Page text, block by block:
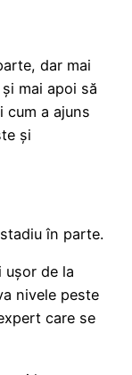
dar mai
mai apoi să
cum a ajuns
și
în parte.
ușor de la
nivele peste
care se